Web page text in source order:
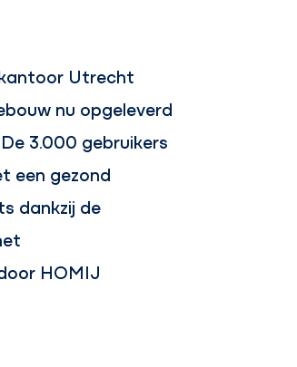
Utrecht
nu opgeleverd
3.000 gebruikers
een gezond
dankzij de
HOMIJ